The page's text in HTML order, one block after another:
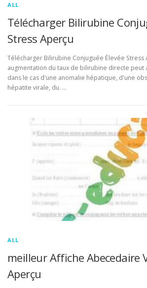
ALL
Télécharger Bilirubine
Stress Aperçu
Télécharger Bilirubine Conjuguée Élevée Stress
augmentation du taux de bilirubine directe peut
dans le cas d'une anomalie hépatique, d'une
hépatite virale, du. …
ALL
meilleur Affiche Abecedaire
Aperçu